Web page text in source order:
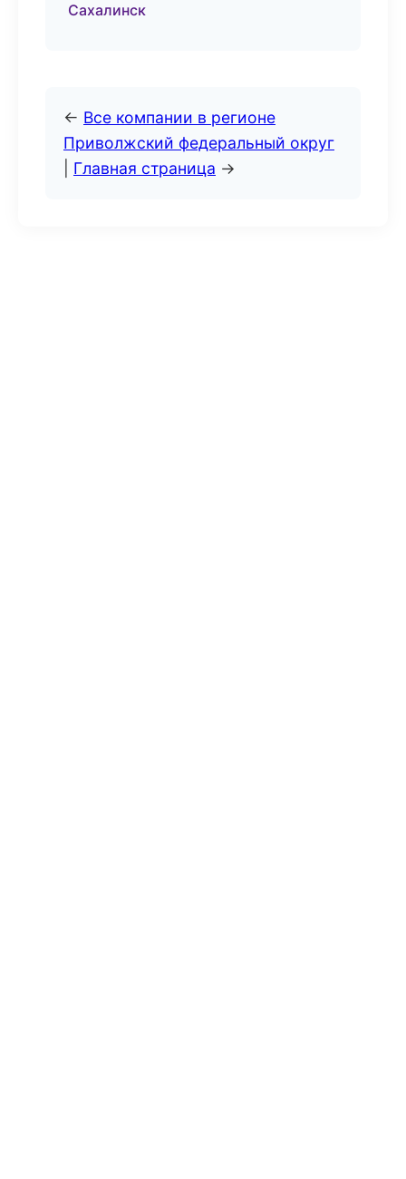
Сахалинск
← Все компании в регионе
Приволжский федеральный округ
Главная страница →